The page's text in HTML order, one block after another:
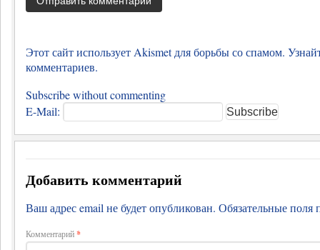
Этот сайт использует Akismet для борьбы со спамом.
комментариев.
Subscribe without commenting
E-Mail:
Добавить комментарий
Ваш адрес email не будет опубликован. Обязательные
Комментарий*